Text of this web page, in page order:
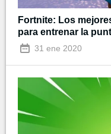
Fortnite: Los
para entrenar la
31 ene 2020